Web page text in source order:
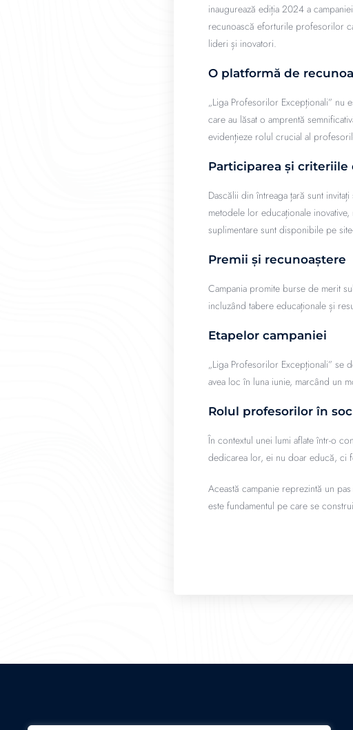
inaugurează ediția 2024 a
recunoască eforturile profesorilor
lideri și inovatori.
O platformă de
„Liga Profesorilor Excepționali”
care au lăsat o amprentă
evidențieze rolul crucial al
Participarea și criteriile
Dascălii din întreaga țară sunt
metodele lor educaționale
suplimentare sunt disponibile pe
Premii și recunoaștere
Campania promite burse de merit
incluzând tabere educaționale și
Etapelor campaniei
„Liga Profesorilor Excepționali” se
avea loc în luna iunie, marcând un
Rolul profesorilor în
În contextul unei lumi aflate într-o
dedicarea lor, ei nu doar educă, ci
Această campanie reprezintă un
este fundamentul pe care se